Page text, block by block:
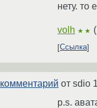
нету. то
volh ★★ (
Ссылка
комментарий от sdio
p.s.